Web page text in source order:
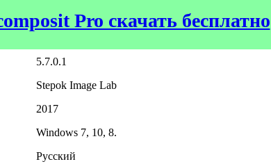
Pro скачать бесплатно
5.7.0.1
Stepok Image Lab
2017
Windows 7, 10, 8.
Русский